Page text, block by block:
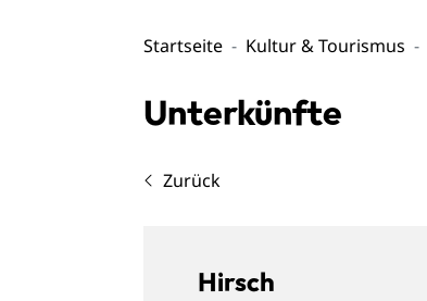
Startseite Kultur & Tourismus
Unterkünfte
Zurück
Hirsch